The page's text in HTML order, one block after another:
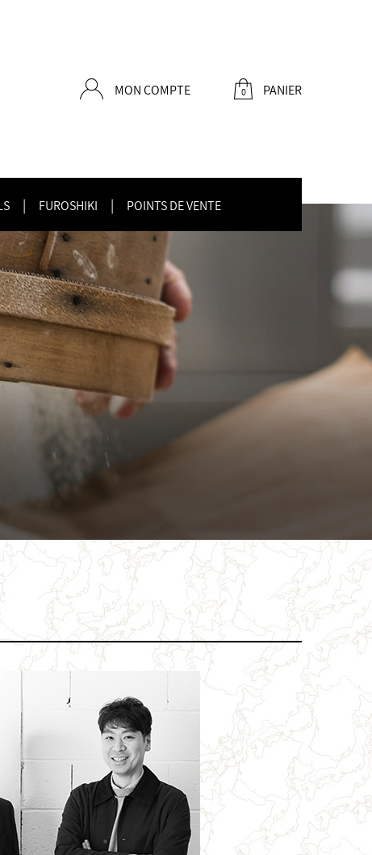
MON COMPTE 0 PANIER
FUROSHIKI POINTS DE VENTE